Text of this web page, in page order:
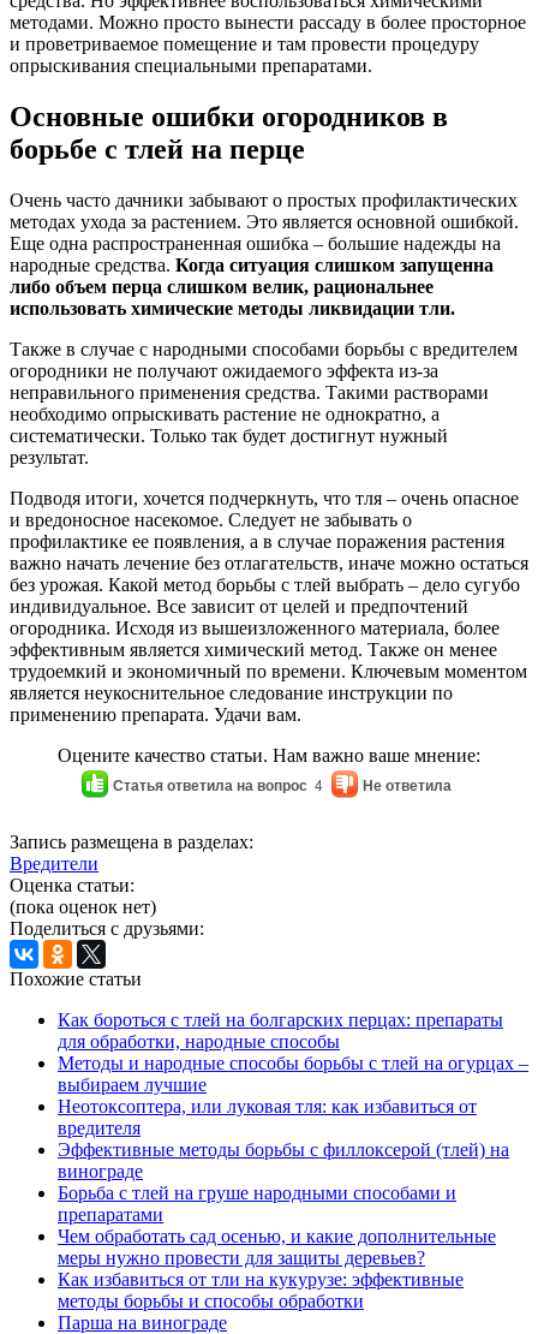
методами. Можно просто вынести рассаду в более просторное
и проветриваемое помещение и там провести процедуру
опрыскивания специальными препаратами.
Основные ошибки огородников в
борьбе с тлей на перце
Очень часто дачники забывают о простых профилактических
методах ухода за растением. Это является основной ошибкой.
Еще одна распространенная ошибка – большие надежды на
народные средства. Когда ситуация слишком запущенна
либо объем перца слишком велик, рациональнее
использовать химические методы ликвидации тли.
Также в случае с народными способами борьбы с вредителем
огородники не получают ожидаемого эффекта из-за
неправильного применения средства. Такими растворами
необходимо опрыскивать растение не однократно, а
систематически. Только так будет достигнут нужный
результат.
Подводя итоги, хочется подчеркнуть, что тля – очень опасное
и вредоносное насекомое. Следует не забывать о
профилактике ее появления, а в случае поражения растения
важно начать лечение без отлагательств, иначе можно остаться
без урожая. Какой метод борьбы с тлей выбрать – дело сугубо
индивидуальное. Все зависит от целей и предпочтений
огородника. Исходя из вышеизложенного материала, более
эффективным является химический метод. Также он менее
трудоемкий и экономичный по времени. Ключевым моментом
является неукоснительное следование инструкции по
применению препарата. Удачи вам.
Оцените качество статьи. Нам важно ваше мнение:
Статья ответила на вопрос 4 Не ответила
Запись размещена в разделах:
Вредители
Оценка статьи:
(пока оценок нет)
Поделиться с друзьями:
Похожие статьи
Как бороться с тлей на болгарских перцах: препараты
для обработки, народные способы
Методы и народные способы борьбы с тлей на огурцах –
выбираем лучшие
Неотоксоптера, или луковая тля: как избавиться от
вредителя
Эффективные методы борьбы с филлоксерой (тлей) на
винограде
Борьба с тлей на груше народными способами и
препаратами
Чем обработать сад осенью, и какие дополнительные
меры нужно провести для защиты деревьев?
Как избавиться от тли на кукурузе: эффективные
методы борьбы и способы обработки
Парша на винограде